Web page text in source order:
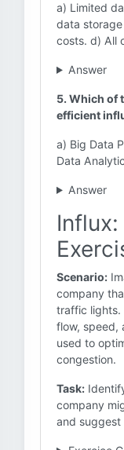
a) Limited
data
costs. d) All
Answer
5. Which of
efficient
a) Big Data
Data
Answer
Scenario:
company
traffic lights.
flow, speed,
used to
congestion.
Task:
company
and suggest